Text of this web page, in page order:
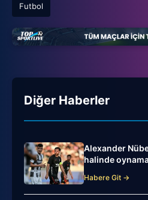
Futbol
Diğer Haberler
Alexander
halinde
Habere Git →